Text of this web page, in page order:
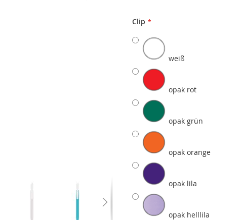
Clip
weiß
opak rot
opak grün
opak orange
opak lila
opak helllila